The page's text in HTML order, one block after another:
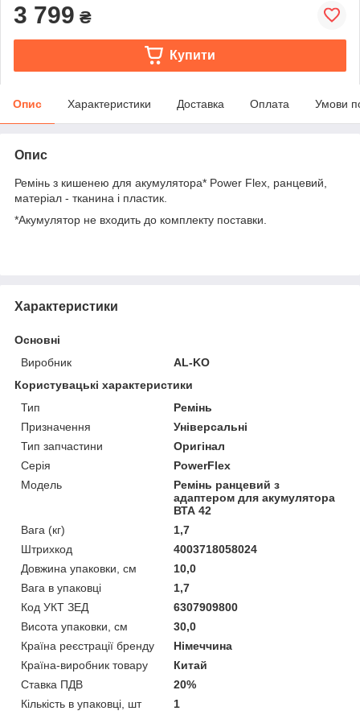
3 799 ₴
Купити
Опис Характеристики Доставка Оплата Умови
Опис
Ремінь з кишенею для акумулятора* Power Flex, ранцевий,
матеріал - тканина і пластик.
*Акумулятор не входить до комплекту поставки.
Характеристики
Основні
Виробник
AL-KO
Користувацькі характеристики
Тип
Ремінь
Призначення
Універсальні
Тип запчастини
Оригінал
Серія
PowerFlex
Модель
Ремінь ранцевий з
адаптером для акумулятора
ВТА 42
Вага (кг)
1,7
Штрихкод
4003718058024
Довжина упаковки, см
10,0
Вага в упаковці
1,7
Код УКТ ЗЕД
6307909800
Висота упаковки, см
30,0
Країна реєстрації бренду
Німеччина
Країна-виробник товару
Китай
Ставка ПДВ
20%
Кількість в упаковці, шт
1